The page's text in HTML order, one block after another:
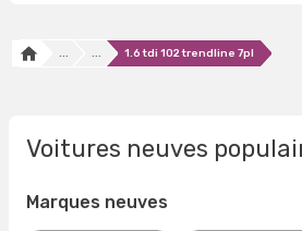
... ... 1.6 tdi 102 trendline 7pl
Voitures neuves
Marques neuves